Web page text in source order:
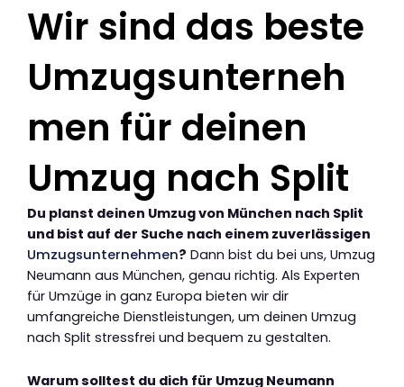
Wir sind das beste
Umzugsunterneh
men für deinen
Umzug nach Split
Du planst deinen Umzug von München nach Split
und bist auf der Suche nach einem zuverlässigen
Umzugsunternehmen? Dann bist du bei uns, Umzug
Neumann aus München, genau richtig. Als Experten
für Umzüge in ganz Europa bieten wir dir
umfangreiche Dienstleistungen, um deinen Umzug
nach Split stressfrei und bequem zu gestalten.
Warum solltest du dich für Umzug Neumann